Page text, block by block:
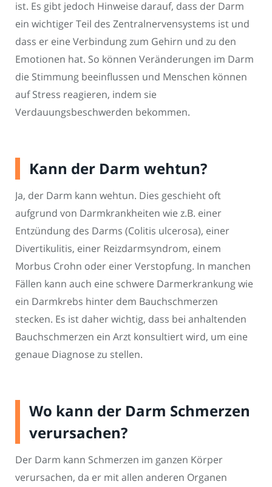
ist. Es gibt jedoch Hinweise darauf, dass der Darm
ein wichtiger Teil des Zentralnervensystems ist und
dass er eine Verbindung zum Gehirn und zu den
Emotionen hat. So können Veränderungen im Darm
die Stimmung beeinflussen und Menschen können
auf Stress reagieren, indem sie
Verdauungsbeschwerden bekommen.
Kann der Darm wehtun?
Ja, der Darm kann wehtun. Dies geschieht oft
aufgrund von Darmkrankheiten wie z.B. einer
Entzündung des Darms (Colitis ulcerosa), einer
Divertikulitis, einer Reizdarmsyndrom, einem
Morbus Crohn oder einer Verstopfung. In manchen
Fällen kann auch eine schwere Darmerkrankung wie
ein Darmkrebs hinter dem Bauchschmerzen
stecken. Es ist daher wichtig, dass bei anhaltenden
Bauchschmerzen ein Arzt konsultiert wird, um eine
genaue Diagnose zu stellen.
Wo kann der Darm Schmerzen
verursachen?
Der Darm kann Schmerzen im ganzen Körper
verursachen, da er mit allen anderen Organen